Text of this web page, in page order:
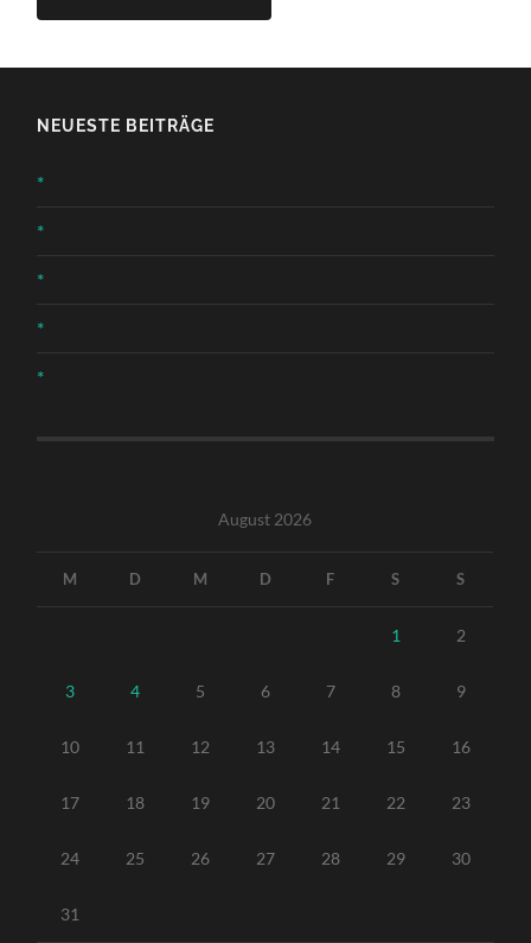
NEUESTE BEITRÄGE
*
*
*
*
*
August 2026
M D M D F S S
1 2
3 4 5 6 7 8 9
10 11 12 13 14 15 16
17 18 19 20 21 22 23
24 25 26 27 28 29 30
31